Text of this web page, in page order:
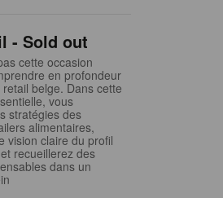
- Sold out
cette occasion
en profondeur
belge. Dans cette
vous
stratégies des
alimentaires,
vision claire du profil
recueillerez des
dans un